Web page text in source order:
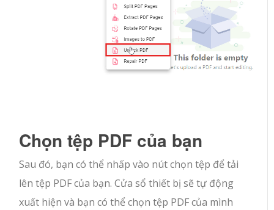
Chọn tệp PDF của bạn
Sau đó, bạn có thể nhấp vào nút chọn tệp để tải
lên tệp PDF của bạn. Cửa sổ thiết bị sẽ tự động
xuất hiện và bạn có thể chọn tệp PDF của mình